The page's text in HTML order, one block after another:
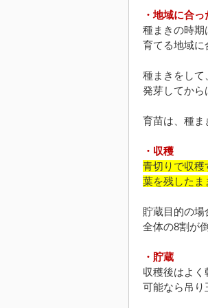
・地域に合っ
種まきの時期
育てる地域に
種まきをして
発芽してから
育苗は、種ま
・収穫
青切りで収穫
葉を残したま
貯蔵目的の場
全体の8割が
・貯蔵
収穫後はよく
可能なら吊り